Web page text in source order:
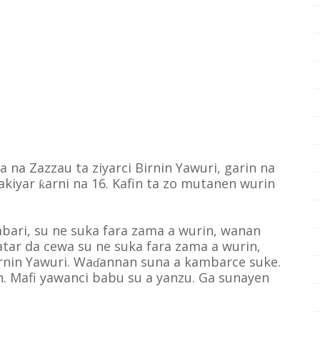
na Zazzau ta ziyarci Birnin Yawuri, garin na
ƙarni na 16. Kafin ta zo mutanen wurin
su ne suka fara zama a wurin, wanan
da cewa su ne suka fara zama a wurin,
Yawuri. Waɗannan suna a kambarce suke.
yawanci babu su a yanzu. Ga sunayen